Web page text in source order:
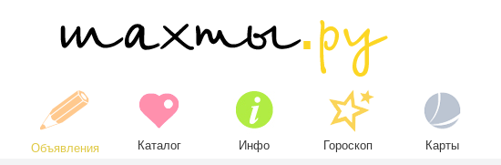
Объявления Каталог Инфо Гороскоп Карты